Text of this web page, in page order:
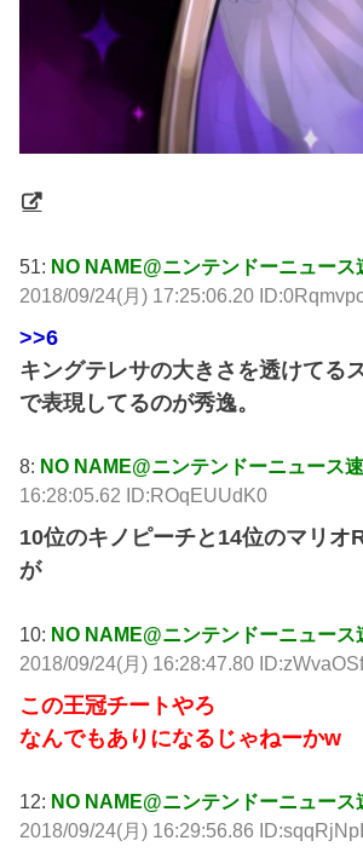
51: NO NAME@ニンテンドーニュース
2018/09/24(月) 17:25:06.20
>>6
キングテレサの大きさを透けてる
で表現してるのが秀逸。
8: NO NAME@ニンテンドーニュース
16:28:05.62 ID:ROqEUUdK0
10位のキノピーチと14位のマリオ
が
10: NO NAME@ニンテンドーニュース
2018/09/24(月) 16:28:47.80
この王冠チートやろ
なんでもありになるじゃねーかw
12: NO NAME@ニンテンドーニュース
2018/09/24(月) 16:29:56.86